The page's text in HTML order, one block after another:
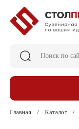
Главная Каталог